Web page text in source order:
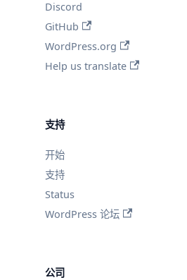
Discord
GitHub
WordPress.org
Help us translate
支持
开始
支持
Status
WordPress 论坛
公司